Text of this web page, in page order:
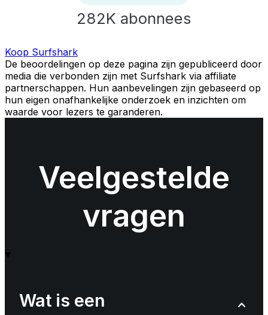
282K abonnees
Koop Surfshark
De beoordelingen op deze pagina zijn gepubliceerd door
media die verbonden zijn met Surfshark via affiliate
partnerschappen. Hun aanbevelingen zijn gebaseerd op
hun eigen onafhankelijke onderzoek en inzichten om
waarde voor lezers te garanderen.
Veelgestelde
vragen
Wat is een